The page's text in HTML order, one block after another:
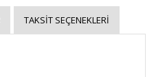
TAKSIT SEÇENEKLERI